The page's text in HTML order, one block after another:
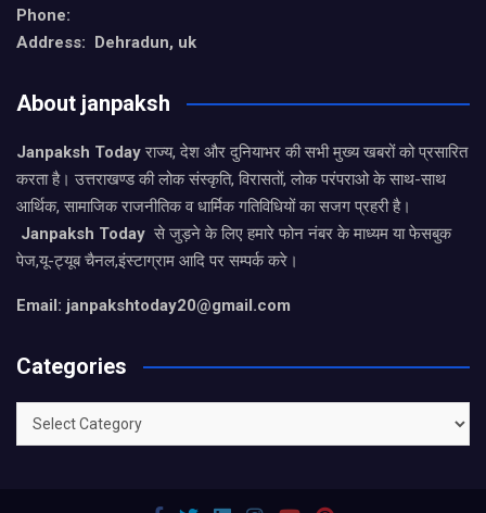
Phone:
Address: Dehradun, uk
About janpaksh
Janpaksh Todayराज्य, देश और दुनियाभर की सभी मुख्य खबरों को प्रसारित
करता है। उत्तराखण्ड की लोक संस्कृति, विरासतों, लोक परंपराओ के साथ-साथ
आर्थिक, सामाजिक राजनीतिक व धार्मिक गतिविधियों का सजग प्रहरी है।
Janpaksh Today से जुड़ने के लिए हमारे फोन नंबर के माध्यम या फेसबुक
पेज,यू-ट्यूब चैनल,इंस्टाग्राम आदि पर सम्पर्क करे।
Email: janpakshtoday20@gmail.com
Categories
Categories